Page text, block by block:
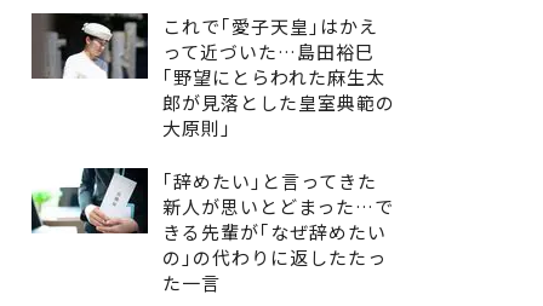
これで｢愛子天皇｣はかえ
って近づいた…島田裕巳
｢野望にとらわれた麻生太
郎が見落とした皇室典範の
大原則｣
｢辞めたい｣と言ってきた
新人が思いとどまった…で
きる先輩が｢なぜ辞めたい
の｣の代わりに返したたっ
た一言